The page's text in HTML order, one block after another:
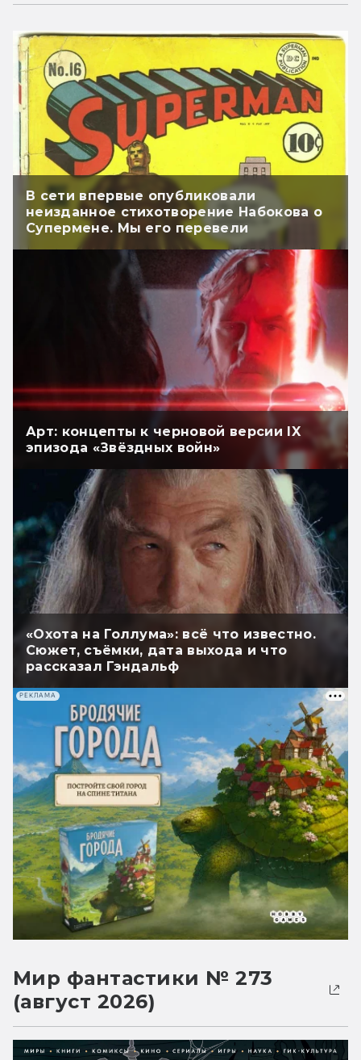
В сети впервые опубликовали
неизданное стихотворение Набокова о
Супермене. Мы его перевели
Арт: концепты к черновой версии IX
эпизода «Звёздных войн»
«Охота на Голлума»: всё что известно.
Сюжет, съёмки, дата выхода и что
рассказал Гэндальф
РЕКЛАМА
Мир фантастики № 273
(август 2026)